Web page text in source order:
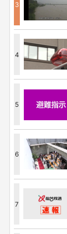
3
4
5
6
7